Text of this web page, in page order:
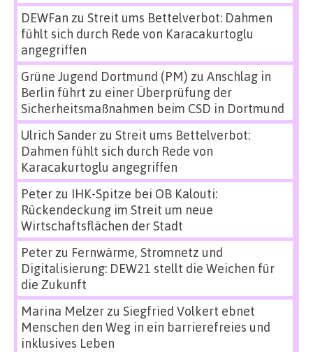
DEWFan zu Streit ums Bettelverbot: Dahmen
fühlt sich durch Rede von Karacakurtoglu
angegriffen
Grüne Jugend Dortmund (PM) zu Anschlag in
Berlin führt zu einer Überprüfung der
Sicherheitsmaßnahmen beim CSD in Dortmund
Ulrich Sanderzu Streit ums Bettelverbot:
Dahmen fühlt sich durch Rede von
Karacakurtoglu angegriffen
Peterzu IHK-Spitze bei OB Kalouti:
Rückendeckung im Streit um neue
Wirtschaftsflächen der Stadt
Peterzu Fernwärme, Stromnetz und
Digitalisierung: DEW21 stellt die Weichen für
die Zukunft
Marina Melzerzu Siegfried Volkert ebnet
Menschen den Weg in ein barrierefreies und
inklusives Leben